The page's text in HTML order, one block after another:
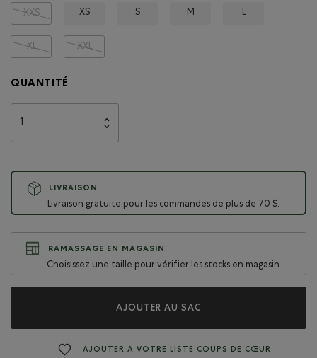
XXS XS S M L
XL XXL
QUANTITÉ
LIVRAISON
Livraison gratuite pour les commandes de plus de 70 $.
RAMASSAGE EN MAGASIN
Choisissez une taille pour vérifier les stocks en magasin
AJOUTER AU SAC
AJOUTER À VOTRE LISTE COUPS DE CŒUR